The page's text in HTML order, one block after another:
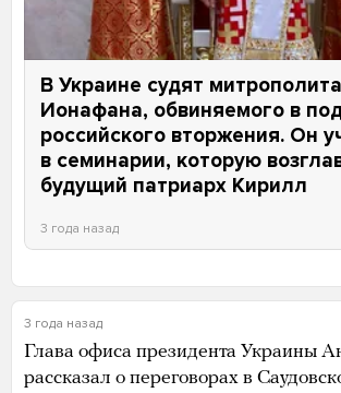
В Украине судят митрополита
Ионафана, обвиняемого в
российского вторжения. Он
в семинарии, которую
будущий патриарх Кирилл
3 года назад
3 года назад
Глава офиса президента Украины
рассказал о переговорах в